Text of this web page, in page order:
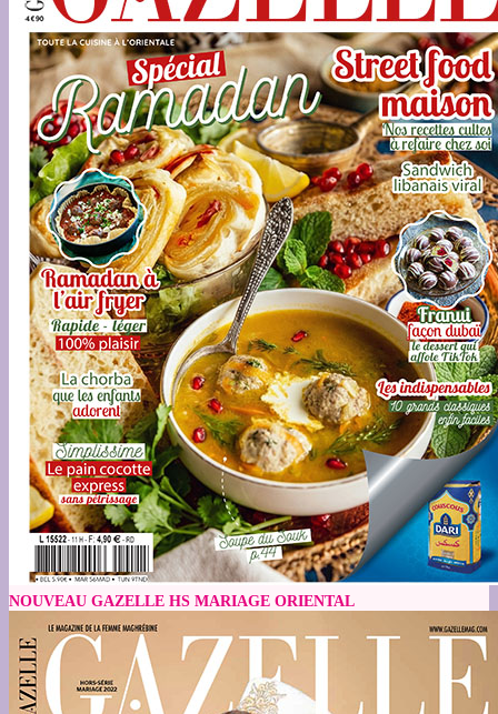
NOUVEAU GAZELLE HS MARIAGE ORIENTAL